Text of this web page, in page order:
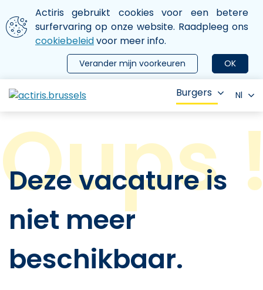
Aller au contenu principal
We gebruiken cookies
Actiris gebruikt cookies voor een betere
surfervaring op onze website. Raadpleeg ons
cookiebeleidvoor meer info.
OK
Verander mijn voorkeuren
le menu
Burgers Nl
Deze vacature is
niet meer
beschikbaar.